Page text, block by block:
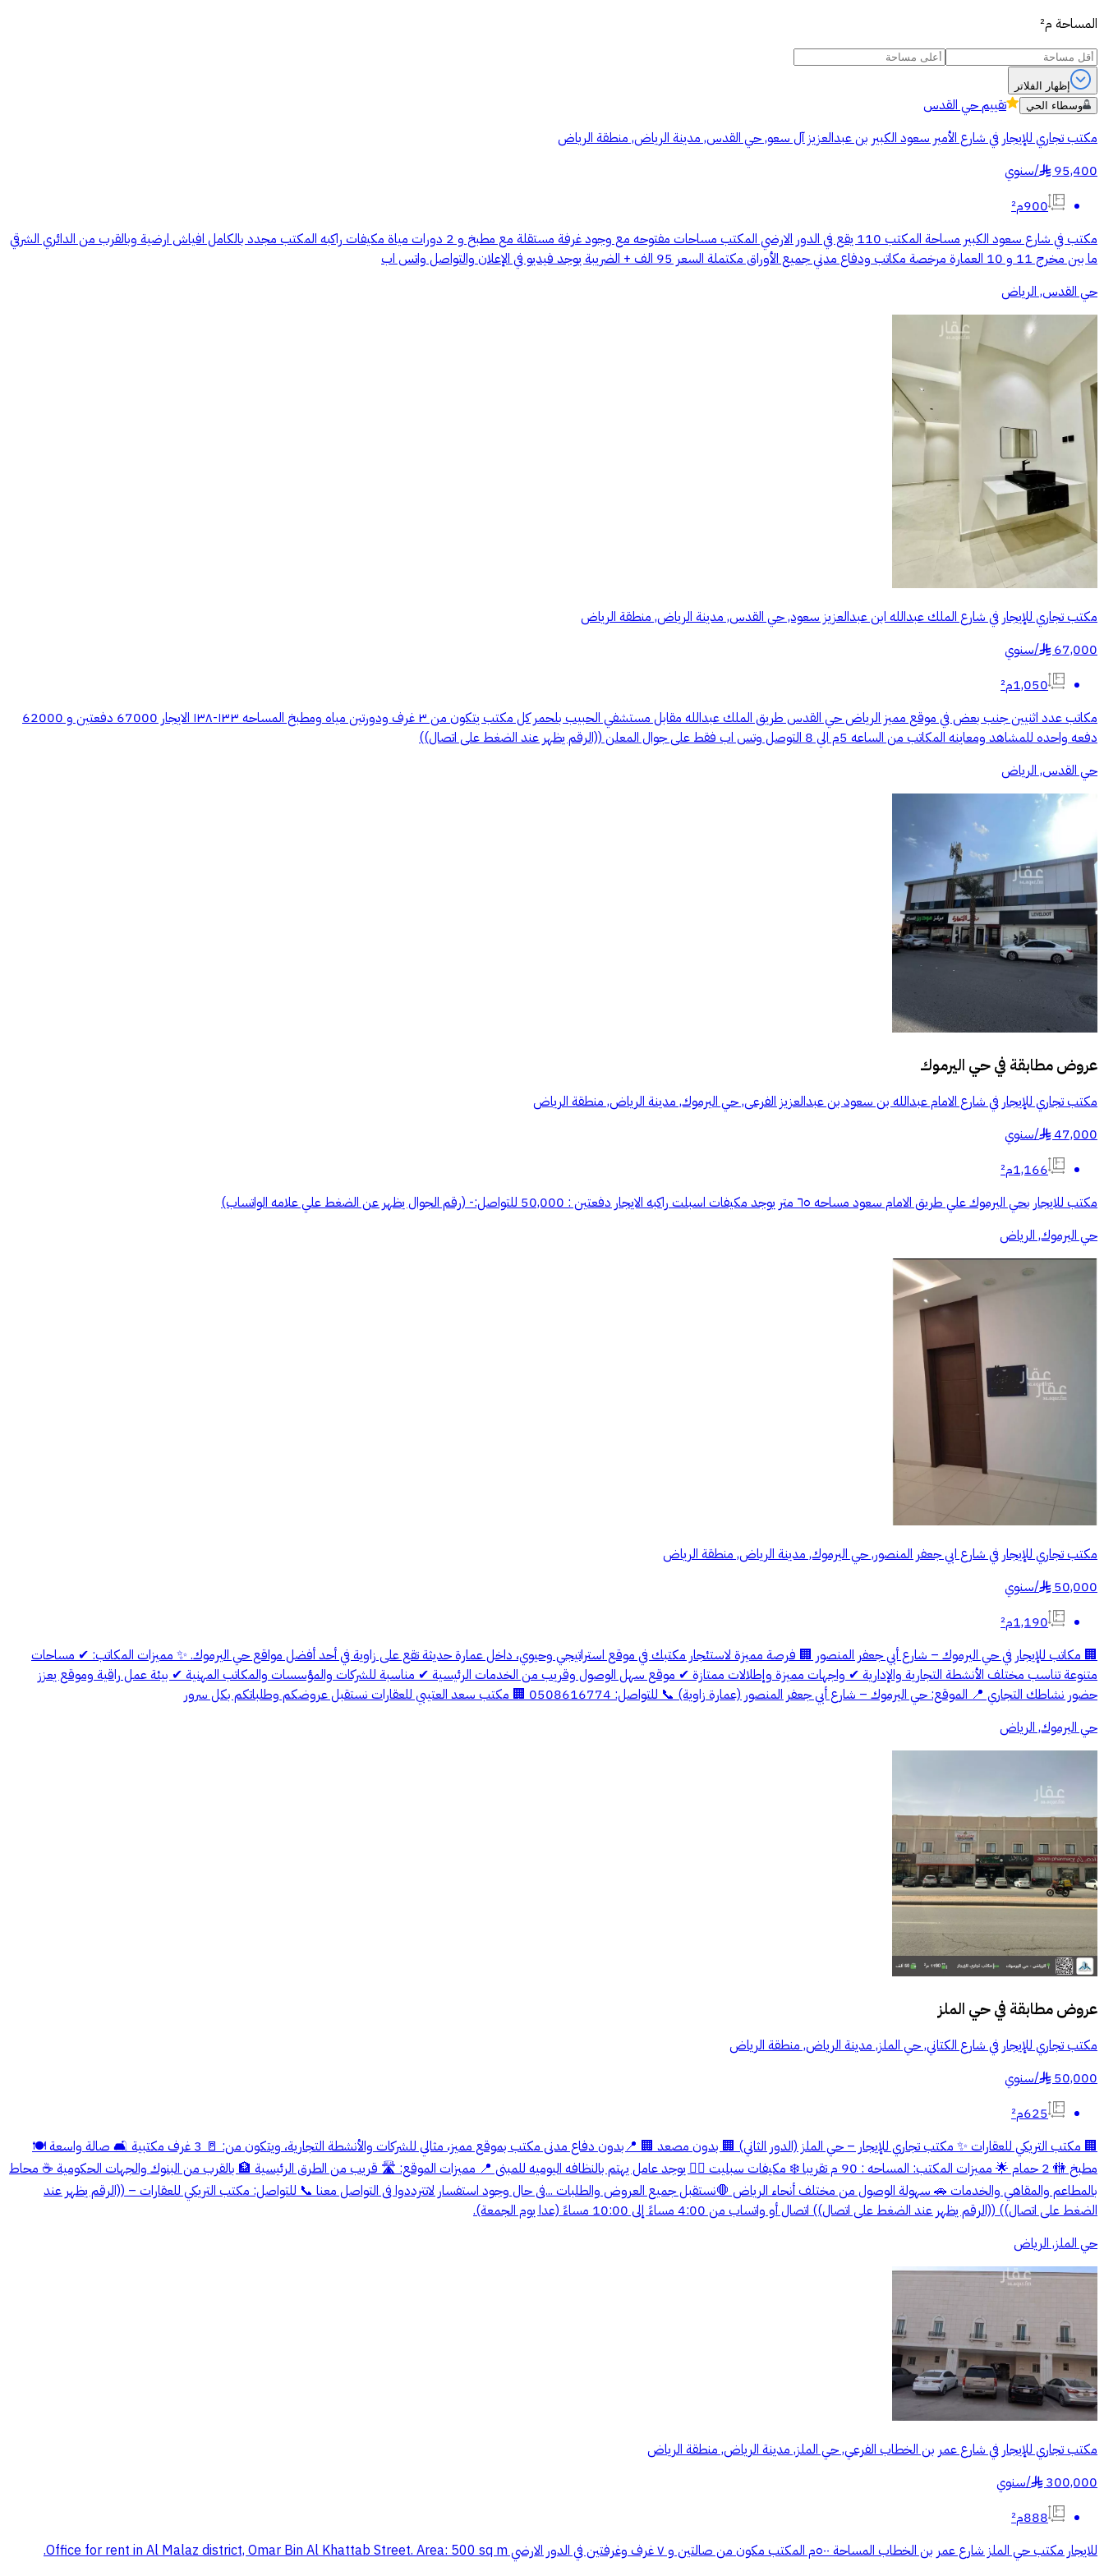
المساحة م²
إظهار الفلاتر
وسطاء الحي
تقييمحي القدس
مكتب تجاري للإيجار في شارع الأمير سعود الكبير بن عبدالعزيز آل سعو, حي القدس, مدينة الرياض, منطقة الرياض
95,400
§
/سنوي
900م²
مكتب في شارع سعود الكبير مساحة المكتب 110 يقع في الدور الارضي المكتب مساحات مفتوحه مع وجود غرفة مستقلة مع مطبخ و 2 دورات مياة مكيفات راكبه المكتب مجدد بالكامل افياش ارضية وبالقرب من الدائري الشرقي
ما بين مخرج 11 و 10 العمارة مرخصة مكاتب ودفاع مدني جميع الأوراق مكتملة السعر 95 الف + الضريبة يوجد فيديو في الإعلان والتواصل واتس اب
حي القدس, الرياض
مكتب تجاري للإيجار في شارع الملك عبدالله ابن عبدالعزيز سعود, حي القدس, مدينة الرياض, منطقة الرياض
67,000
§
/سنوي
1,050م²
مكاتب عدد اثنيين جنب بعض في موقع مميز الرياض حي القدس طريق الملك عبدالله مقابل مستشفي الحبيب بلحمر كل مكتب يتكون من ٣ غرف ودورتين مياه ومطبخ المساحه ١٣٣-١٣٨ الايجار 67000 دفعتين و 62000
دفعه واحده للمشاهد ومعاينه المكاتب من الساعه 5م الي 8 التوصل وتس اب فقط على جوال المعلن ((الرقم يظهر عند الضغط على اتصال))
حي القدس, الرياض
عروض مطابقة فيحي اليرموك
مكتب تجاري للإيجار في شارع الامام عبدالله بن سعود بن عبدالعزيز الفرعى, حي اليرموك, مدينة الرياض, منطقة الرياض
47,000
§
/سنوي
1,166م²
مكتب للايجار بحي اليرموك علي طريق الامام سعود مساحه ٦٥ متر يوجد مكيفات اسبلت راكبه الايجار دفعتين : 50,000 للتواصل:- (رقم الجوال يظهر عن الضغط علي علامه الواتساب)
حي اليرموك, الرياض
مكتب تجاري للإيجار في شارع ابي جعفر المنصور, حي اليرموك, مدينة الرياض, منطقة الرياض
50,000
§
/سنوي
1,190م²
🏢 مكاتب للإيجار في حي اليرموك – شارع أبي جعفر المنصور 🏢 فرصة مميزة لاستئجار مكتبك في موقع استراتيجي وحيوي، داخل عمارة حديثة تقع على زاوية في أحد أفضل مواقع حي اليرموك. ✨ مميزات المكاتب: ✔ مساحات
متنوعة تناسب مختلف الأنشطة التجارية والإدارية ✔ واجهات مميزة وإطلالات ممتازة ✔ موقع سهل الوصول وقريب من الخدمات الرئيسية ✔ مناسبة للشركات والمؤسسات والمكاتب المهنية ✔ بيئة عمل راقية وموقع يعزز
حضور نشاطك التجاري 📍 الموقع: حي اليرموك – شارع أبي جعفر المنصور (عمارة زاوية) 📞 للتواصل: 0508616774 🏢 مكتب سعد العتيبي للعقارات نستقبل عروضكم وطلباتكم بكل سرور
حي اليرموك, الرياض
عروض مطابقة فيحي الملز
مكتب تجاري للإيجار في شارع الكتاني, حي الملز, مدينة الرياض, منطقة الرياض
50,000
§
/سنوي
625م²
🏢 مكتب التريكي للعقارات ✨ مكتب تجاري للإيجار – حي الملز (الدور الثاني) 🏢 بدون مصعد 🏢 📍بدون دفاع مدنى مكتب بموقع مميز، مثالي للشركات والأنشطة التجارية، ويتكون من: 🚪 3 غرف مكتبية 🛋️ صالة واسعة 🍽️
مطبخ 🚻 2 حمام 🌟 مميزات المكتب: المساحه : 90 م تقريبا ❄️ مكيفات سبليت 👮‍♂️ يوجد عامل يهتم بالنظافه اليوميه للمبنى 📍 مميزات الموقع: 🛣️ قريب من الطرق الرئيسية 🏦 بالقرب من البنوك والجهات الحكومية ☕ محاط
بالمطاعم والمقاهي والخدمات 🚗 سهولة الوصول من مختلف أنحاء الرياض 🛑نستقبل جميع العروض والطلبات ...فى حال وجود استفسار لاتترددوا فى التواصل معنا 📞 للتواصل: مكتب التريكي للعقارات – ((الرقم يظهر عند
الضغط على اتصال)) ((الرقم يظهر عند الضغط على اتصال)) اتصال أو واتساب من 4:00 مساءً إلى 10:00 مساءً (عدا يوم الجمعة).
حي الملز, الرياض
مكتب تجاري للإيجار في شارع عمر بن الخطاب الفرعي, حي الملز, مدينة الرياض, منطقة الرياض
300,000
§
/سنوي
888م²
للايجار مكتب حي الملز شارع عمر بن الخطاب المساحة ٥٠٠م المكتب مكون من صالتين و ٧ غرف وغرفتين في الدور الارضي Office for rent in Al Malaz district, Omar Bin Al Khattab Street. Area: 500 sq m.